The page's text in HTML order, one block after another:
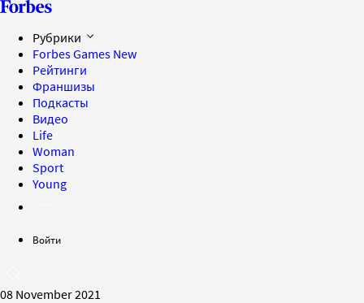
Рубрики
Forbes Games New
Рейтинги
Франшизы
Подкасты
Видео
Life
Woman
Sport
Young
Войти
08 November 2021